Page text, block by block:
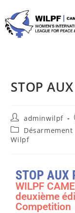
STOP
adminwilpf
Désarmement
Wilpf
STOP AUX
WILPF
deuxième
Competition